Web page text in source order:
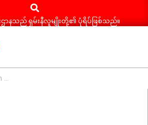
Search
ာနသည် ရှမ်းနီလူမျိုးတို့၏ ပုံရိပ်ဖြစ်သည်။